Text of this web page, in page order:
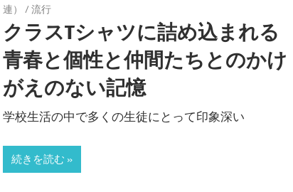
連） /流行
クラスTシャツに詰め込まれる
青春と個性と仲間たちとのかけ
がえのない記憶
学校生活の中で多くの生徒にとって印象深い
続きを読む